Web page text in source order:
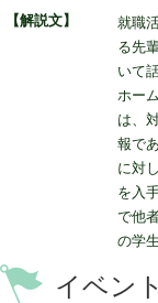
【解説文】
就職
る先
いて
ホー
は、
報で
に対
を入
で他
の学
イベン